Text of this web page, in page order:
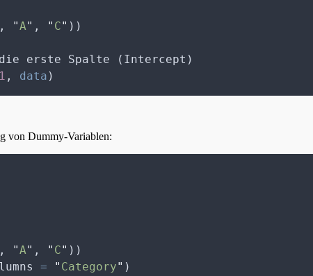
, "A" , " C" ))
erste Spalte (Intercept)
1 , data )
von Dummy-Variablen:
, "A" , " C" ))
= " Category" )